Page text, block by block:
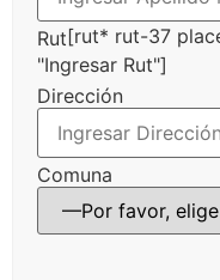
Rut[rut* rut-37
"Ingresar Rut"]
Dirección
Comuna